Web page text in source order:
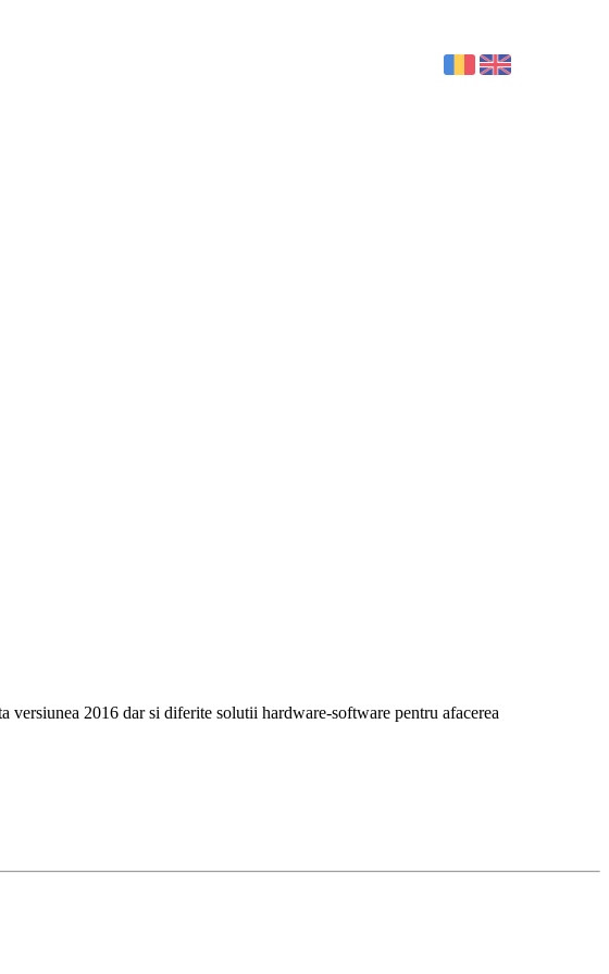
2016 dar si diferite solutii hardware-software pentru afacerea